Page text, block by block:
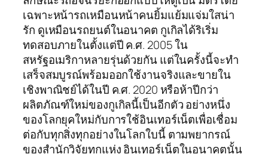
เฉพาะหน้ารถเหมือนหน้าคนยิ้มแย้มแจ่มใสน่า
รัก ดูเหมือนรถยนต์ในอนาคต กูเกิลได้ริเริ่ม
ทดสอบภายในตั้งแต่ปี ค.ศ. 2005 ใน
สหรัฐอเมริกาหลายรุ่นด้วยกัน แต่ในครั้งนี้จะทำ
เสร็จสมบูรณ์พร้อมออกใช้งานจริงและขายใน
เชิงพาณิชย์ได้ในปี ค.ศ. 2020 หรือห้าปีกว่า
ผลิตภัณฑ์ใหม่ของกูเกิลนี้เป็นอีกตัว อย่างหนึ่ง
ของโลกยุคใหม่กับการใช้อินเทอร์เน็ตเพื่อเชื่อม
ต่อกับทุกสิ่งทุกอย่างในโลกใบนี้ ตามพยากรณ์
ของสำนักวิจัยทุกแห่ง อินเทอร์เน็ตในอนาคตนั้น